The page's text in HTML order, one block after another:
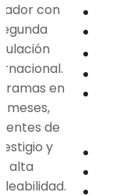
con
en
meses,
de
y
alta